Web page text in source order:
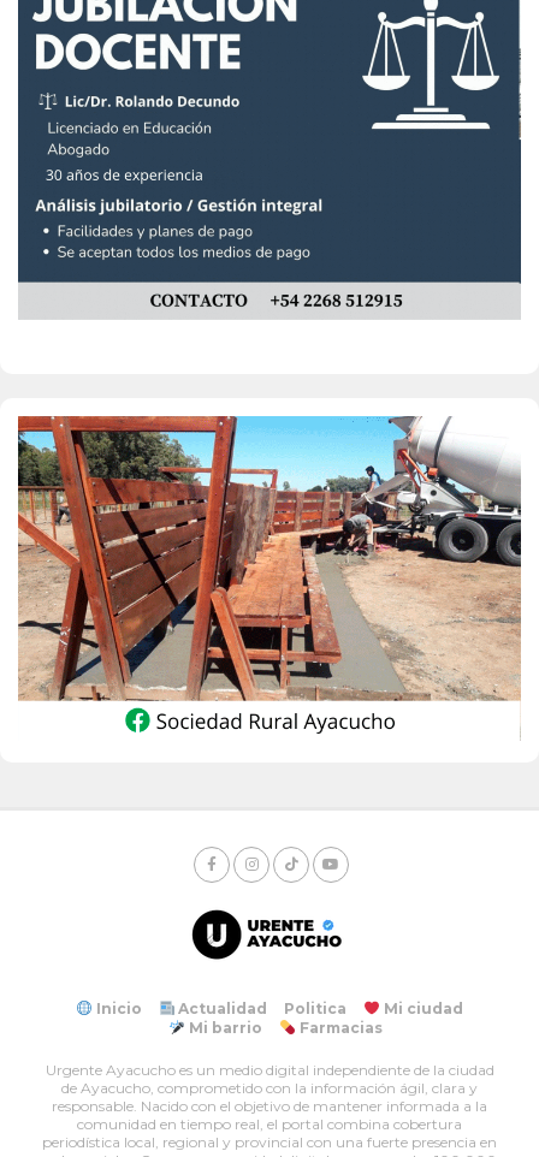
Inicio Actualidad Politica
Mi ciudad
Mi barrio
Farmacias
Urgente Ayacucho es un medio digital independiente de la ciudad
de Ayacucho, comprometido con la información ágil, clara y
responsable. Nacido con el objetivo de mantener informada a la
comunidad en tiempo real, el portal combina cobertura
periodística local, regional y provincial con una fuerte presencia en